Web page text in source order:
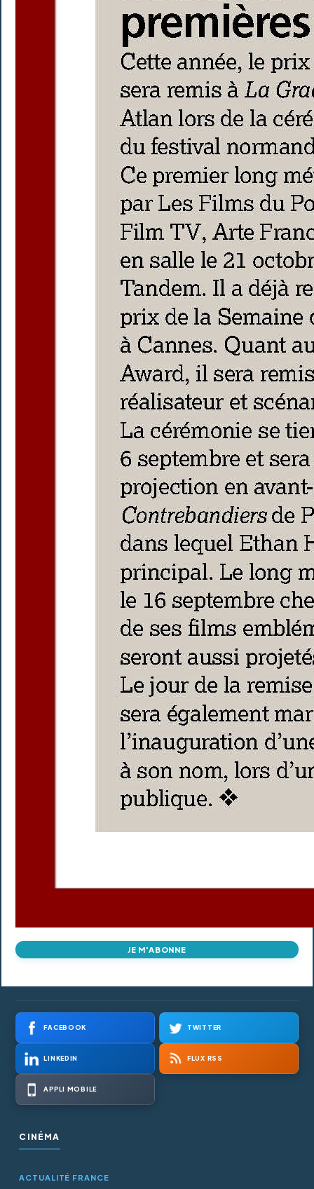
JE M'ABONNE
FACEBOOK TWITTER
LINKEDIN FLUX RSS
APPLI MOBILE
CINÉMA
ACTUALITÉ FRANCE